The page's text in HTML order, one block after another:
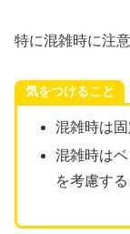
特に混雑時に注
気をつけること
混雑時は
混雑時は
を考慮する